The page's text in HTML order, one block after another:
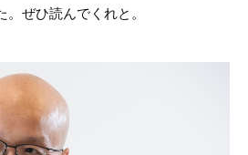
ぜひ読んでくれと。